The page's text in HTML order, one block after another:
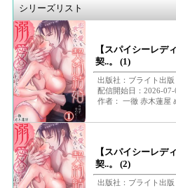
シリーズリスト
【スパイシーレデ
契..。 (1)
出版社：ブライト出版
配信開始日：2026-07-
作者： 一徹 赤木蓮屋
【スパイシーレデ
契..。 (2)
出版社：ブライト出版